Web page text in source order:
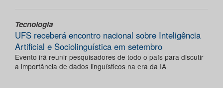
Tecnologia
UFS receberá encontro nacional sobre Inteligência
Artificial e Sociolinguística em setembro
Evento irá reunir pesquisadores de todo o país para discutir
a importância de dados linguísticos na era da IA